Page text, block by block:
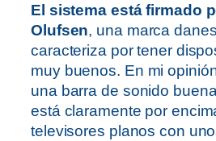
El sistema está firmado
Olufsen, una marca
caracteriza por tener
muy buenos. En mi
una barra de sonido
está claramente por
televisores planos con